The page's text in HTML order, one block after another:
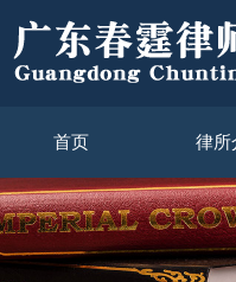
首页 律所